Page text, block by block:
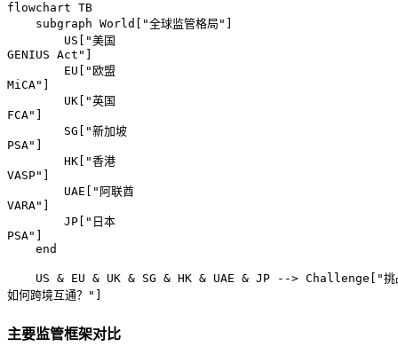
flowchart TB
    subgraph World["全球监管格局"]
        US["美国
GENIUS Act"]
        EU["欧盟
MiCA"]
        UK["英国
FCA"]
        SG["新加坡
PSA"]
        HK["香港
VASP"]
        UAE["阿联酋
VARA"]
        JP["日本
PSA"]
    end
US & EU & UK & SG & HK & UAE & JP --> Challenge["挑
如何跨境互通？"]
主要监管框架对比